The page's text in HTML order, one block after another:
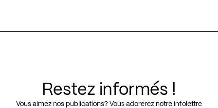
Restez informés !
Vous aimez nos publications? Vous adorerez notre infolettre